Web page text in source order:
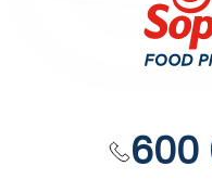
600